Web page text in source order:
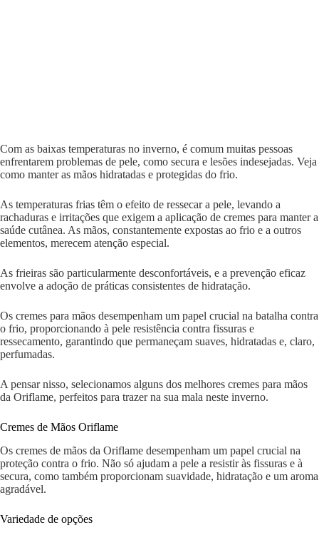
Com as baixas temperaturas no inverno, é comum muitas pessoas
enfrentarem problemas de pele, como secura e lesões indesejadas. Veja
como manter as mãos hidratadas e protegidas do frio.
As temperaturas frias têm o efeito de ressecar a pele, levando a
rachaduras e irritações que exigem a aplicação de cremes para manter a
saúde cutânea. As mãos, constantemente expostas ao frio e a outros
elementos, merecem atenção especial.
As frieiras são particularmente desconfortáveis, e a prevenção eficaz
envolve a adoção de práticas consistentes de hidratação.
Os cremes para mãos desempenham um papel crucial na batalha contra
o frio, proporcionando à pele resistência contra fissuras e
ressecamento, garantindo que permaneçam suaves, hidratadas e, claro,
perfumadas.
A pensar nisso, selecionamos alguns dos melhores cremes para mãos
da Oriflame, perfeitos para trazer na sua mala neste inverno.
Cremes de Mãos Oriflame
Os cremes de mãos da Oriflame desempenham um papel crucial na
proteção contra o frio. Não só ajudam a pele a resistir às fissuras e à
secura, como também proporcionam suavidade, hidratação e um aroma
agradável.
Variedade de opções